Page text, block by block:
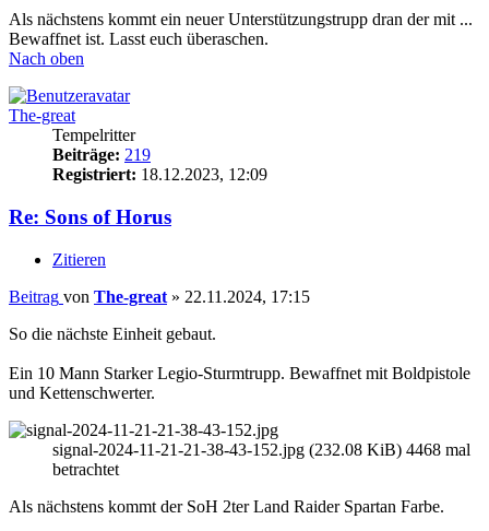
Als nächstens kommt ein neuer Unterstützungstrupp dran der mit ...
Bewaffnet ist. Lasst euch überaschen.
Nach oben
The-great
Tempelritter
Beiträge: 219
Registriert: 18.12.2023, 12:09
Re: Sons of Horus
Zitieren
Beitrag von The-great » 22.11.2024, 17:15
So die nächste Einheit gebaut.
Ein 10 Mann Starker Legio-Sturmtrupp. Bewaffnet mit Boldpistole
und Kettenschwerter.
signal-2024-11-21-21-38-43-152.jpg (232.08 KiB) 4468 mal
betrachtet
Als nächstens kommt der SoH 2ter Land Raider Spartan Farbe.